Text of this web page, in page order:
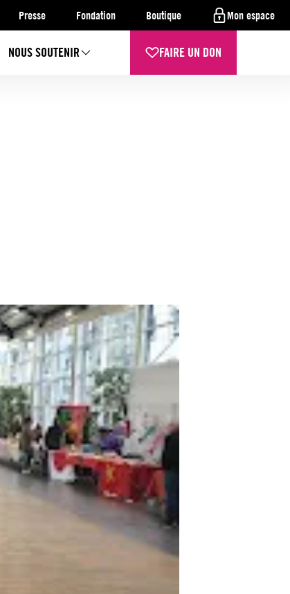
Presse Fondation Boutique Mon espace
NOUS SOUTENIR FAIRE UN DON